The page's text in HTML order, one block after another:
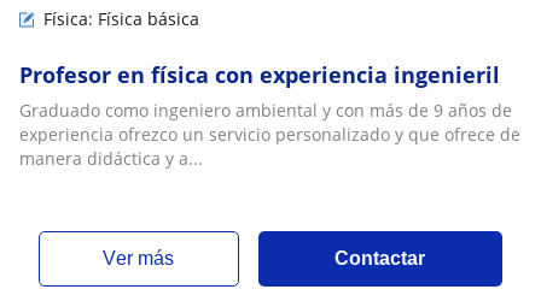
Física: Física básica
Profesor en física con experiencia ingenieril
Graduado como ingeniero ambiental y con más de 9 años de
experiencia ofrezco un servicio personalizado y que ofrece de
manera didáctica y a...
ver más Contactar